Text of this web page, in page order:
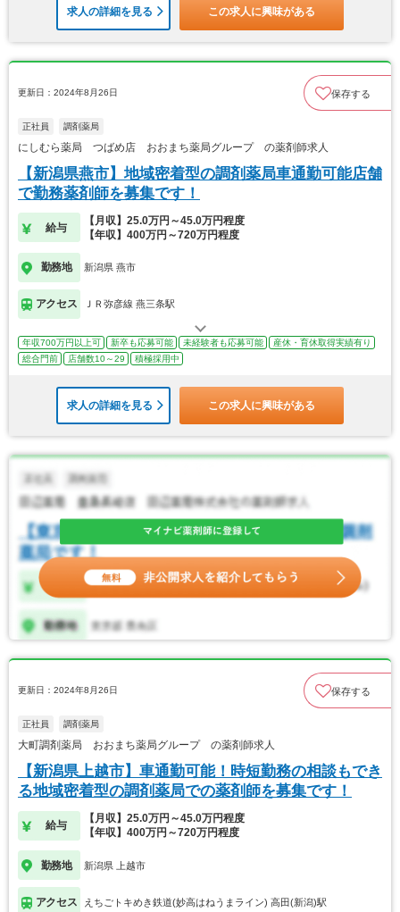
求人の詳細を見る この求人に興味がある
更新日：2024年8月26日 保存する
正社員 調剤薬局
にしむら薬局 つばめ店 おおまち薬局グループ の薬剤師求人
【新潟県燕市】地域密着型の調剤薬局車通勤可能店舗
で勤務薬剤師を募集です！
給与
【月収】25.0万円～45.0万円程度
【年収】400万円～720万円程度
勤務地 新潟県 燕市
アクセス ＪＲ弥彦線 燕三条駅
年収700万円以上可 新卒も応募可能 未経験者も応募可能
産休・育休取得実績有り
総合門前
店舗数10～29 積極採用中
求人の詳細を見る この求人に興味がある
更新日：2024年8月26日 保存する
正社員 調剤薬局
大町調剤薬局 おおまち薬局グループ の薬剤師求人
【新潟県上越市】車通勤可能！時短勤務の相談もでき
る地域密着型の調剤薬局での薬剤師を募集です！
給与
【月収】25.0万円～45.0万円程度
【年収】400万円～720万円程度
勤務地 新潟県 上越市
アクセス えちごトキめき鉄道(妙高はねうまライン) 高田(新潟)駅